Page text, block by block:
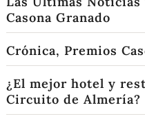
Casona Granado
Crónica, Premios
¿El mejor hotel y
Circuito de Almería?